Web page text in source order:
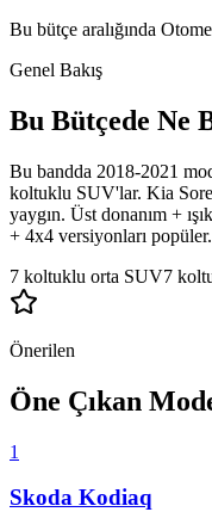
Bu bütçe aralığında
Genel Bakış
Bu Bütçede Ne
Bu bandda 2018-2021
koltuklu SUV'lar. Kia
yaygın. Üst donanım +
+ 4x4 versiyonları popüler.
7 koltuklu orta SUV7
Önerilen
Öne Çıkan
1
Skoda Kodiaq